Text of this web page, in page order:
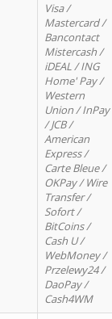
Visa /
Mastercard /
Bancontact
Mistercash /
iDEAL / ING
Home' Pay /
Western
Union / InPay
/ JCB /
American
Express /
Carte Bleue /
OKPay / Wire
Transfer /
Sofort /
BitCoins /
Cash U /
WebMoney /
Przelewy24 /
DaoPay /
Cash4WM